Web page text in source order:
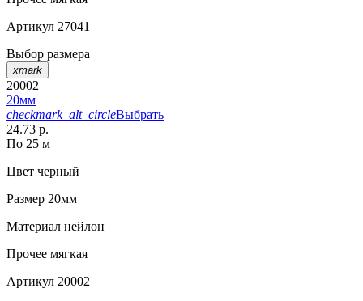
Артикул 27041
Выбор размера
xmark
20002
20мм
checkmark_alt_circleВыбрать
24.73 р.
По 25 м
Цвет черный
Размер 20мм
Материал нейлон
Прочее мягкая
Артикул 20002